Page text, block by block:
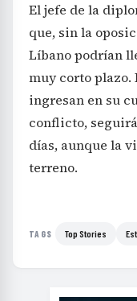
El jefe de la
que, sin la
Líbano podrían
muy corto plazo.
ingresan en su
conflicto,
días, aunque la
terreno.
TAGS Top Stories